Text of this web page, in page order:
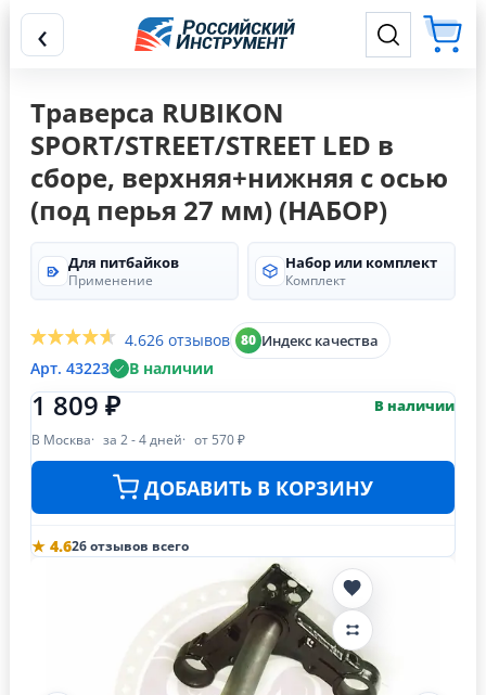
‹
Траверса RUBIKON
SPORT/STREET/STREET LED в
сборе, верхняя+нижняя с осью
(под перья 27 мм) (НАБОР)
Для питбайков
Применение
Набор или комплект
Комплект
4.626 отзывов 80 Индекс качества
Арт. 43223 В наличии
1 809 ₽ В наличии
В Москва за 2 - 4 дней от 570 ₽
ДОБАВИТЬ В КОРЗИНУ
★ 4.626 отзывов всего